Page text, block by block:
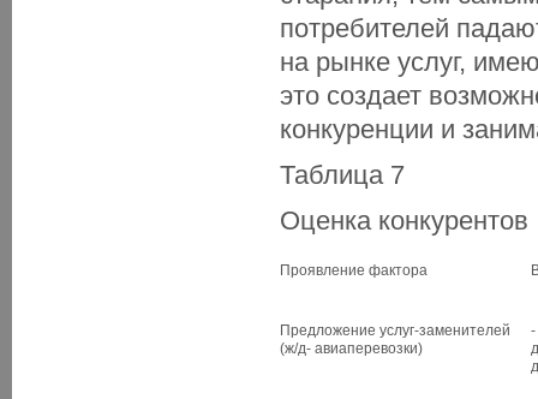
потребителей
на рынке услуг,
это создает
конкуренции и
Таблица 7
Оценка конкурентов
Проявление фактора
Предложение услуг-заменителей
(ж/д- авиаперевозки)